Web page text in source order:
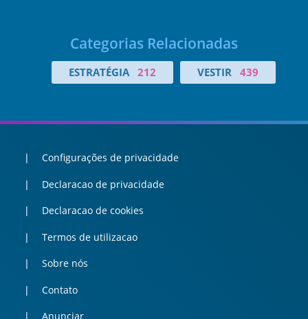
Categorias Relacionadas
ESTRATÉGIA 212 VESTIR 439
Configurações de privacidade
Declaracao de privacidade
Declaracao de cookies
Termos de utilizacao
Sobre nós
Contato
Anunciar